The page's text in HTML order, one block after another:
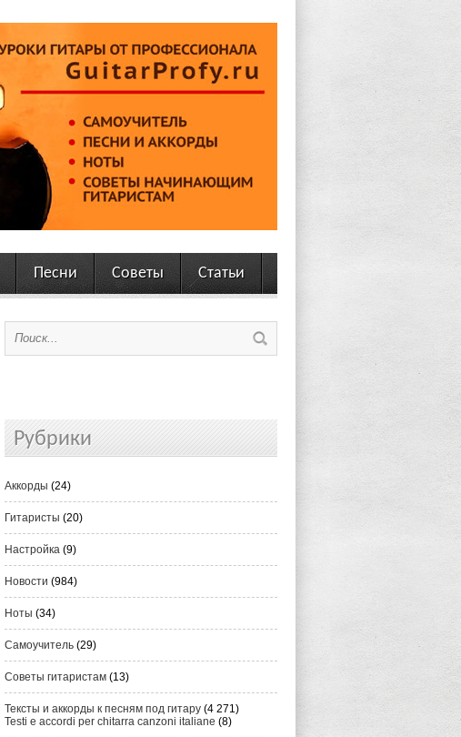
Песни Советы Статьи
Рубрики
Аккорды (24)
Гитаристы (20)
Настройка (9)
Новости (984)
Ноты (34)
Самоучитель (29)
Советы гитаристам (13)
Тексты и аккорды к песням под гитару (4 271)
Testi e accordi per chitarra canzoni italiane (8)